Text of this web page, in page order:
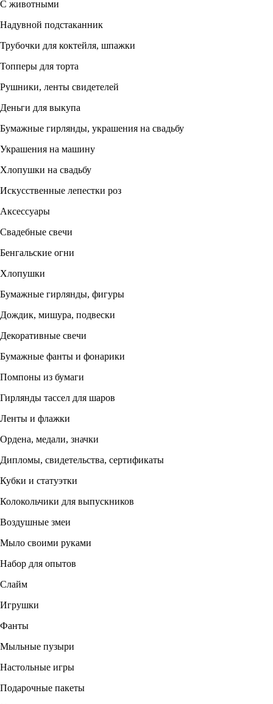
С животными
Надувной подстаканник
Трубочки для коктейля, шпажки
Топперы для торта
Рушники, ленты свидетелей
Деньги для выкупа
Бумажные гирлянды, украшения на свадьбу
Украшения на машину
Хлопушки на свадьбу
Искусственные лепестки роз
Аксессуары
Свадебные свечи
Бенгальские огни
Хлопушки
Бумажные гирлянды, фигуры
Дождик, мишура, подвески
Декоративные свечи
Бумажные фанты и фонарики
Помпоны из бумаги
Гирлянды тассел для шаров
Ленты и флажки
Ордена, медали, значки
Дипломы, свидетельства, сертификаты
Кубки и статуэтки
Колокольчики для выпускников
Воздушные змеи
Мыло своими руками
Набор для опытов
Слайм
Игрушки
Фанты
Мыльные пузыри
Настольные игры
Подарочные пакеты